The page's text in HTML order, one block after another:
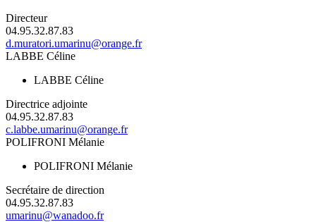
Directeur
04.95.32.87.83
d.muratori.umarinu@orange.fr
LABBE Céline
LABBE Céline
Directrice adjointe
04.95.32.87.83
c.labbe.umarinu@orange.fr
POLIFRONI Mélanie
POLIFRONI Mélanie
Secrétaire de direction
04.95.32.87.83
umarinu@wanadoo.fr